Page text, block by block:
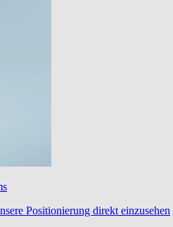
Positionierung direkt einzusehen